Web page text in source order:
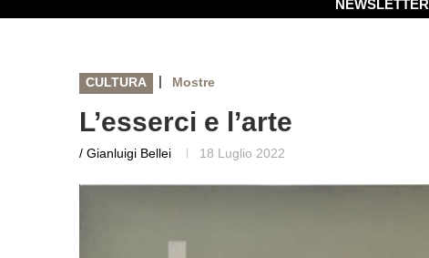
NEWSLETTER
CULTURA | Mostre
L’esserci e l’arte
/ Gianluigi Bellei 18 Luglio 2022